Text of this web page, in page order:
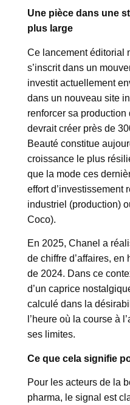
Une pièce dans une
plus large
Ce lancement éditorial
s’inscrit dans un
investit actuellement
dans un nouveau site
renforcer sa
devrait créer près de
Beauté constitue
croissance le plus
que la mode ces
effort d’investissement
industriel (production)
Coco).
En 2025, Chanel a
de chiffre d’affaires, en
de 2024. Dans ce
d’un caprice
calculé dans la
l’heure où la course à
ses limites.
Ce que cela signifie
Pour les acteurs de la
pharma, le signal est